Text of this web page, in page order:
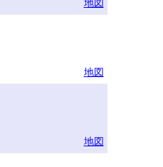
地図
地図
地図